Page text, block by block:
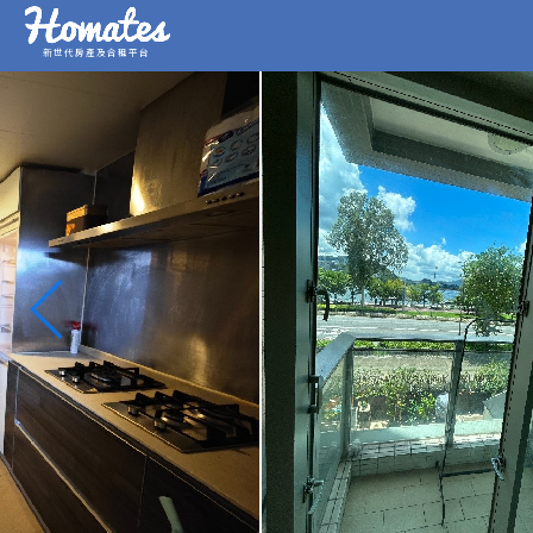
新世代房產及合租平台